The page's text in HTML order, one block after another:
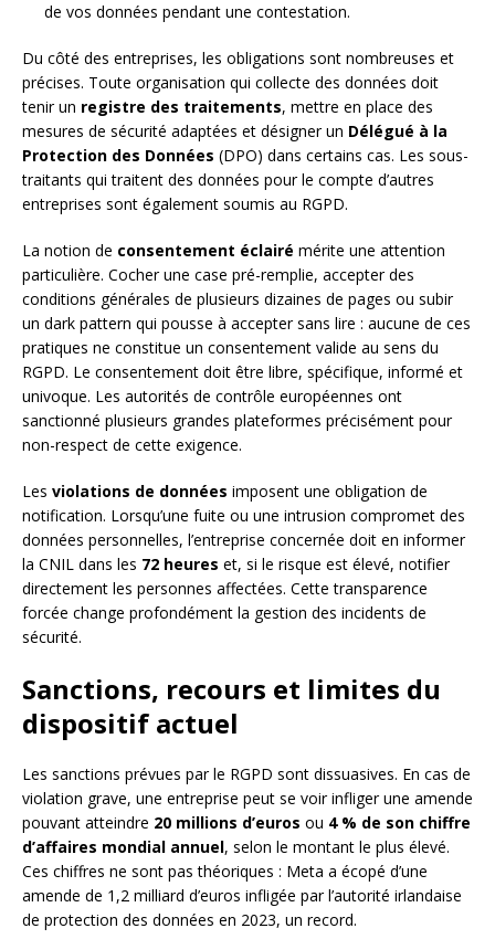
de vos données pendant une contestation.
Du côté des entreprises, les obligations sont nombreuses et
précises. Toute organisation qui collecte des données doit
tenir un registre des traitements, mettre en place des
mesures de sécurité adaptées et désigner un Délégué à la
Protection des Données (DPO) dans certains cas. Les sous-
traitants qui traitent des données pour le compte d’autres
entreprises sont également soumis au RGPD.
La notion de consentement éclairé mérite une attention
particulière. Cocher une case pré-remplie, accepter des
conditions générales de plusieurs dizaines de pages ou subir
un dark pattern qui pousse à accepter sans lire : aucune de ces
pratiques ne constitue un consentement valide au sens du
RGPD. Le consentement doit être libre, spécifique, informé et
univoque. Les autorités de contrôle européennes ont
sanctionné plusieurs grandes plateformes précisément pour
non-respect de cette exigence.
Les violations de données imposent une obligation de
notification. Lorsqu’une fuite ou une intrusion compromet des
données personnelles, l’entreprise concernée doit en informer
la CNIL dans les 72 heures et, si le risque est élevé, notifier
directement les personnes affectées. Cette transparence
forcée change profondément la gestion des incidents de
sécurité.
Sanctions, recours et limites du
dispositif actuel
Les sanctions prévues par le RGPD sont dissuasives. En cas de
violation grave, une entreprise peut se voir infliger une amende
pouvant atteindre 20 millions d’euros ou 4 % de son chiffre
d’affaires mondial annuel, selon le montant le plus élevé.
Ces chiffres ne sont pas théoriques : Meta a écopé d’une
amende de 1,2 milliard d’euros infligée par l’autorité irlandaise
de protection des données en 2023, un record.